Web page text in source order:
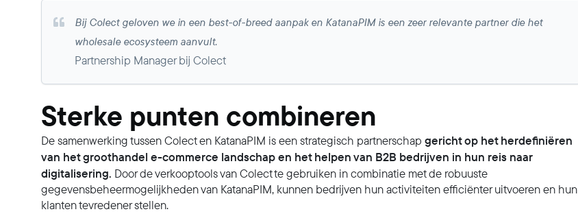
Bij Colect geloven we in een best-of-breed aanpak en KatanaPIM is een zeer relevante partner die het
wholesale ecosysteem aanvult.
Partnership Manager bij Colect
Sterke punten combineren
De samenwerking tussen Colect en KatanaPIM is een strategisch partnerschap gericht op het herdefiniëren
van het groothandel e-commerce landschap en het helpen van B2B bedrijven in hun reis naar
digitalisering. Door de verkooptools van Colect te gebruiken in combinatie met de robuuste
gegevensbeheermogelijkheden van KatanaPIM, kunnen bedrijven hun activiteiten efficiënter uitvoeren en hun
klanten tevredener stellen.